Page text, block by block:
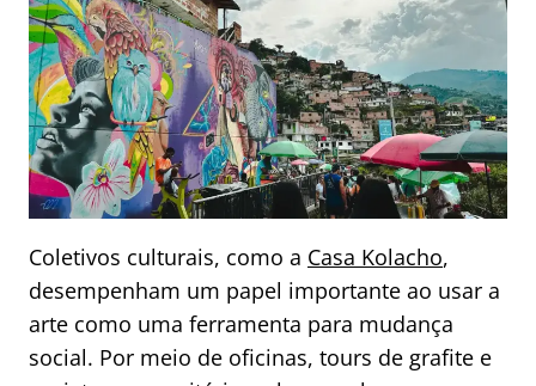
Coletivos culturais, como a Casa Kolacho,
desempenham um papel importante ao usar a
arte como uma ferramenta para mudança
social. Por meio de oficinas, tours de grafite e